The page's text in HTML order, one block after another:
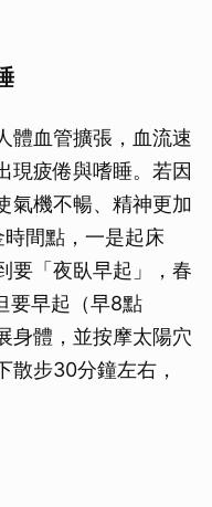
體血管擴張，血流速
現疲倦與嗜睡。若因
氣機不暢、精神更加
間點，一是起床
要「夜臥早起」，春
要早起（早8點
身體，並按摩太陽穴
散步30分鐘左右，